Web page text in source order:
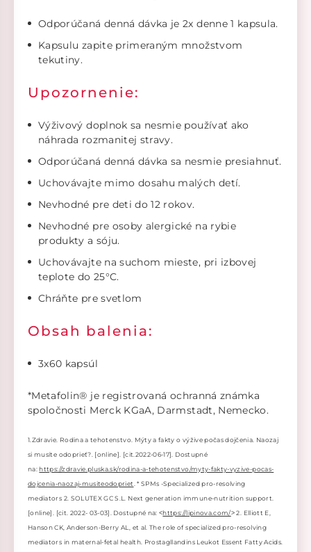
Odporúčaná denná dávka je 2x denne 1 kapsula.
Kapsulu zapite primeraným množstvom
tekutiny.
Upozornenie:
Výživový doplnok sa nesmie používať ako
náhrada rozmanitej stravy.
Odporúčaná denná dávka sa nesmie presiahnuť.
Uchovávajte mimo dosahu malých detí.
Nevhodné pre deti do 12 rokov.
Nevhodné pre osoby alergické na rybie
produkty a sóju.
Uchovávajte na suchom mieste, pri izbovej
teplote do 25°C.
Chráňte pre svetlom
Obsah balenia:
3x60 kapsúl
*Metafolin® je registrovaná ochranná známka
spoločnosti Merck KGaA, Darmstadt, Nemecko.
1.Zdravie. Rodina a tehotenstvo. Mýty a fakty o výžive počas dojčenia. Naozaj
si musíte odoprieť?. [online]. [cit.2022-06-17]. Dostupné
na: https://zdravie.pluska.sk/rodina-a-tehotenstvo/myty-fakty-vyzive-pocas-
dojcenia-naozaj-musiteodopriet. * SPMs -Specialized pro-resolving
mediators 2. SOLUTEX GC S.L. Next generation immune-nutrition support.
[online]. [cit. 2022- 03-03]. Dostupné na: ˂https://lipinova.com/˃ 2. Elliott E,
Hanson CK, Anderson-Berry AL, et al. The role of specialized pro-resolving
mediators in maternal-fetal health. Prostagllandins Leukot Essent Fatty Acids.